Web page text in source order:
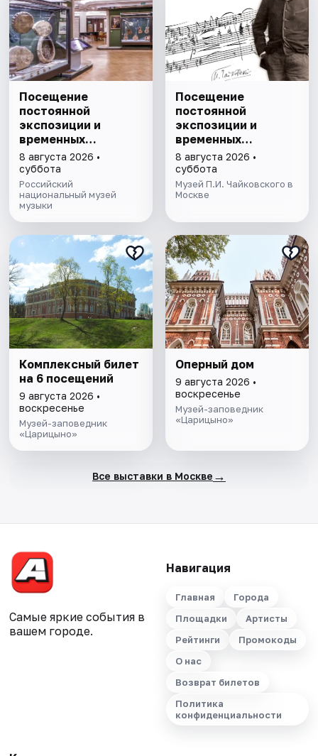
Посещение
постоянной
экспозиции и
временных
выставок Музея
музыки
8 августа 2026 •
суббота
Российский
национальный музей
музыки
Посещение
постоянной
экспозиции и
временных
выставок музея
П.И. Чайковского
8 августа 2026 •
суббота
Музей П.И. Чайковского в
Москве
Комплексный билет
на 6 посещений
9 августа 2026 •
воскресенье
Музей-заповедник
«Царицыно»
Оперный дом
9 августа 2026 •
воскресенье
Музей-заповедник
«Царицыно»
Все выставки в Москве →
Самые яркие события в
вашем городе.
Навигация
Главная
Города
Площадки
Артисты
Рейтинги
Промокоды
О нас
Возврат билетов
Политика
конфиденциальности